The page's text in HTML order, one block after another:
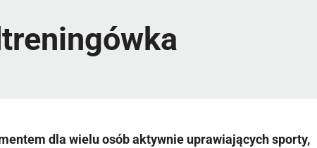
dla wielu osób aktywnie uprawiających sporty,